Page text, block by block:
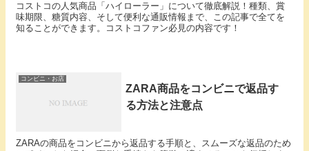
コストコの人気商品「ハイローラー」について徹底解説！種類、賞
味期限、糖質内容、そして便利な通販情報まで、この記事で全てを
知ることができます。コストコファン必見の内容です！
コンビニ・お店
ZARA商品をコンビニで返品す
る方法と注意点
ZARAの商品をコンビニから返品する手順と、スムーズな返品のため